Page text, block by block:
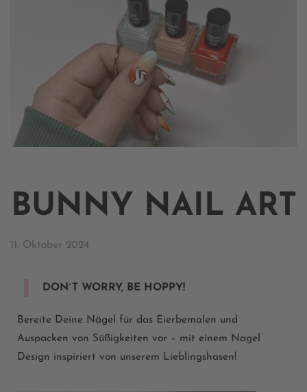
BUNNY NAIL ART
11. Oktober 2024
DON´T WORRY, BE HOPPY!
Bereite Deine Nägel für das Eierbemalen und
Auspacken von Süßigkeiten vor – mit einem Nagel
Design inspiriert von unserem Lieblingshasen!